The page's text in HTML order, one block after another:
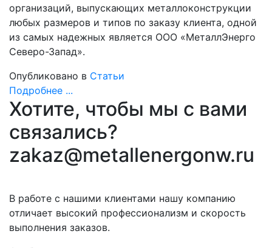
организаций, выпускающих металлоконструкции
любых размеров и типов по заказу клиента, одной
из самых надежных является ООО «МеталлЭнерго
Северо-Запад».
Опубликовано в Статьи
Подробнее ...
Хотите, чтобы мы с вами
связались?
zakaz@metallenergonw.ru
В работе с нашими клиентами нашу компанию
отличает высокий профессионализм и скорость
выполнения заказов.